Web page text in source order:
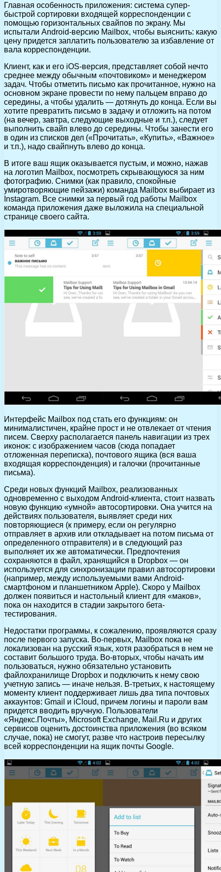
Главная особенность приложения: система супер-
быстрой сортировки входящей корреспонденции с
помощью горизонтальных свайпов по экрану. Мы
испытали Android-версию Mailbox, чтобы выяснить: какую
цену придется заплатить пользователю за избавление от
вала корреспонденции.
Клиент, как и его iOS-версия, представляет собой нечто
среднее между обычным «почтовиком» и менеджером
задач. Чтобы отметить письмо как прочитанное, нужно на
основном экране провести по нему пальцем вправо до
середины, а чтобы удалить — дотянуть до конца. Если вы
хотите превратить письмо в задачу и отложить на потом
(на вечер, завтра, следующие выходные и т.п.), следует
выполнить свайп влево до середины. Чтобы занести его
в один из списков дел («Прочитать», «Купить», «Важное»
и т.п.), надо свайпнуть влево до конца.
В итоге ваш ящик оказывается пустым, и можно, нажав
на логотип Mailbox, посмотреть скрывающуюся за ним
фотографию. Снимки (как правило, спокойные
умиротворяющие пейзажи) команда Mailbox выбирает из
Instagram. Все снимки за первый год работы Mailbox
команда приложения даже выложила на специальной
странице своего сайта.
Интерфейс Mailbox под стать его функциям: он
минималистичен, крайне прост и не отвлекает от чтения
писем. Сверху располагается панель навигации из трех
иконок: с изображением часов (сюда попадает
отложенная переписка), почтового ящика (вся ваша
входящая корреспонденция) и галочки (прочитанные
письма).
Среди новых функций Mailbox, реализованных
одновременно с выходом Android-клиента, стоит назвать
новую функцию «умной» автосортировки. Она учится на
действиях пользователя, выявляет среди них
повторяющиеся (к примеру, если он регулярно
отправляет в архив или откладывает на потом письма от
определенного отправителя) и в следующий раз
выполняет их же автоматически. Предпочтения
сохраняются в файл, хранящийся в Dropbox — он
используется для синхронизации правил автосортировки
(например, между используемыми вами Android-
смартфоном и планшетником Apple). Скоро у Mailbox
должен появиться и настольный клиент для «маков»,
пока он находится в стадии закрытого бета-
тестирования.
Недостатки программы, к сожалению, проявляются сразу
после первого запуска. Во-первых, Mailbox пока не
локализован на русский язык, хотя разобраться в нем не
составит большого труда. Во-вторых, чтобы начать им
пользоваться, нужно обязательно установить
файлохранилище Dropbox и подключить к нему свою
учетную запись — иначе нельзя. В-третьих, к настоящему
моменту клиент поддерживает лишь два типа почтовых
аккаунтов: Gmail и iCloud, причем логины и пароли вам
придется вводить вручную. Пользователи
«Яндекс.Почты», Microsoft Exchange, Mail.Ru и других
сервисов оценить достоинства приложения (во всяком
случае, пока) не смогут, разве что настроив пересылку
всей корреспонденции на ящик почты Google.